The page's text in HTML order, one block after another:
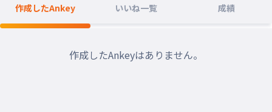
作成したAnkey いいね一覧 成績
作成したAnkeyはありません。